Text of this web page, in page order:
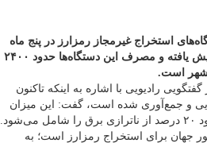
استخراج غیرمجاز رمزارز در پنج‌ ماه
نخست امسال نسبت به مدت مشابه سال گذشته ۵ برابر افزایش یافته و مصرف این دستگاه‌ها حدود ۲۴۰۰
است.
رادیویی با اشاره به اینکه تاکنون
کشور شناسایی و جمع‌آوری شده است، گفت: این میزان
جهان برای استخراج رمزارز است؛ به